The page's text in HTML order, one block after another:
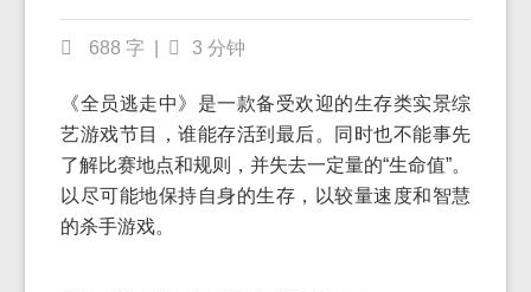
688 字 3 分钟
《全员逃走中》是一款备受欢迎的生存类实景综
艺游戏节目，谁能存活到最后。同时也不能事先
了解比赛地点和规则，并失去一定量的“生命值”。
以尽可能地保持自身的生存，以较量速度和智慧
的杀手游戏。